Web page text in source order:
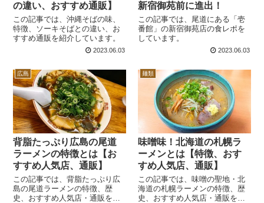
の違い、おすすめ通販】
この記事では、沖縄そばの味、
特徴、ソーキそばとの違い、お
すすめ通販を紹介しています。
2023.06.03
新宿御苑前に進出！
この記事では、尾道にある「壱
番館」の新宿御苑店の食レポを
しています。
2023.06.03
広島
背脂たっぷり広島の尾道
ラーメンの特徴とは【お
すすめ人気店、通販】
この記事では、背脂たっぷり広
島の尾道ラーメンの特徴、歴
史、おすすめ人気店・通販を紹
麺類
味噌味！北海道の札幌ラ
ーメンとは【特徴、おす
すめ人気店、通販】
この記事では、味噌の聖地・北
海道の札幌ラーメンの特徴、歴
史、おすすめ人気店・通販を紹